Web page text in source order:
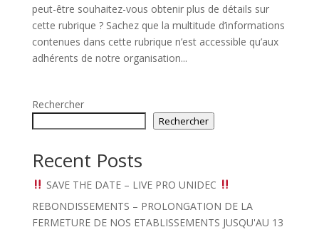
peut-être souhaitez-vous obtenir plus de détails sur
cette rubrique ? Sachez que la multitude d’informations
contenues dans cette rubrique n’est accessible qu’aux
adhérents de notre organisation...
Rechercher
Rechercher
Recent Posts
SAVE THE DATE – LIVE PRO UNIDEC
REBONDISSEMENTS – PROLONGATION DE LA
FERMETURE DE NOS ETABLISSEMENTS JUSQU'AU 13